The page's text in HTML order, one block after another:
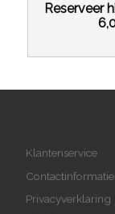
Reserveer
Klantenservice
Contactinformatie
Privacyverklaring